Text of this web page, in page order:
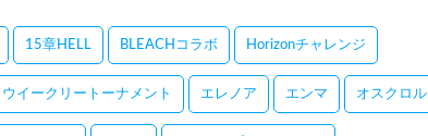
15章HELL BLEACHコラボ Horizonチャレンジ
ウイークリートーナメント エレノア エンマ オスクロル